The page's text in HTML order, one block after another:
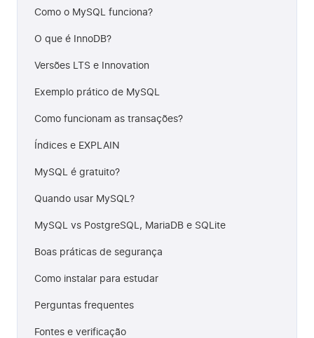
Como o MySQL funciona?
O que é InnoDB?
Versões LTS e Innovation
Exemplo prático de MySQL
Como funcionam as transações?
Índices e EXPLAIN
MySQL é gratuito?
Quando usar MySQL?
MySQL vs PostgreSQL, MariaDB e SQLite
Boas práticas de segurança
Como instalar para estudar
Perguntas frequentes
Fontes e verificação